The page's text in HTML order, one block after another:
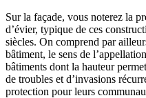
Sur la façade, vous noterez la
d’évier, typique de ces
siècles. On comprend par
bâtiment, le sens de
bâtiments dont la hauteur
de troubles et d’invasions
protection pour leurs